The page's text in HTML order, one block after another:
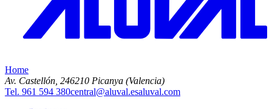
Home
Av. Castellón, 246210 Picanya (Valencia)
Tel. 961 594 380central@aluval.esaluval.com